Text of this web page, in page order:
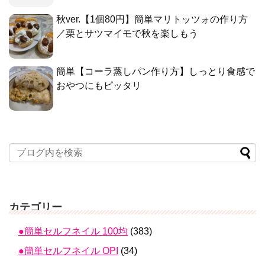
秋ver.【1個80円】簡単マリトッツォの作り方
／栗とサツマイモで秋を楽しもう
簡単【コーラ蒸しパン作り方】しっとり食感で
おやつにもピッタリ
カテゴリー
●簡単セルフネイル 100均 (383)
●簡単セルフネイル OPI (34)